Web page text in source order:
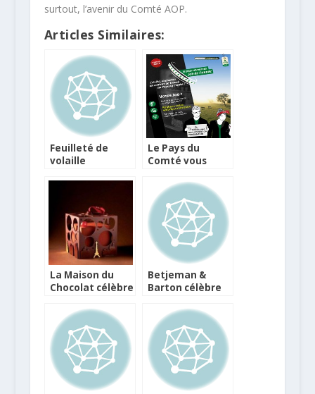
surtout, l’avenir du Comté AOP.
Articles Similaires:
Feuilleté de
volaille
Le Pays du
Comté vous
savoureux job !
La Maison du
Chocolat célèbre
Betjeman &
Barton célèbre